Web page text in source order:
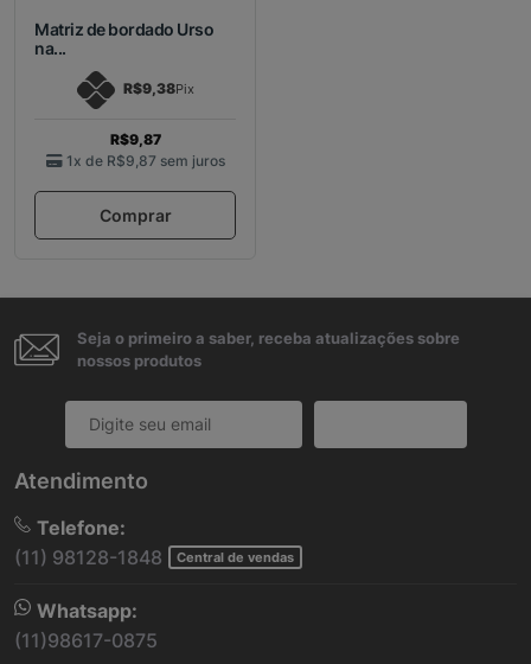
Matriz de bordado Urso
na...
R$9,38Pix
R$9,87
1x de R$9,87 sem juros
Comprar
Seja o primeiro a saber, receba atualizações sobre
nossos produtos
Atendimento
Telefone:
(11) 98128-1848
Central de vendas
Whatsapp:
(11)98617-0875